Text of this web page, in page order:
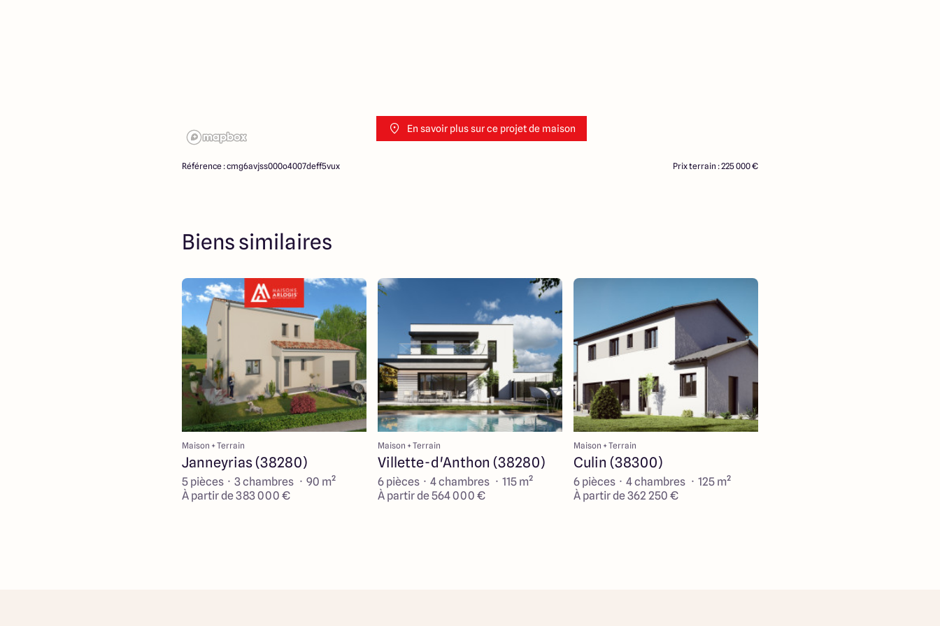
En savoir plus sur ce projet de maison
Référence : cmg6avjss000o4007deff5vux Prix terrain : 225 000 €
Biens similaires
Maison + Terrain
Janneyrias (38280)
5 pièces · 3 chambres · 90 m²
À partir de 383 000 €
Maison + Terrain
Villette-d'Anthon (38280)
6 pièces · 4 chambres · 115 m²
À partir de 564 000 €
Maison + Terrain
Culin (38300)
6 pièces · 4 chambres · 125 m²
À partir de 362 250 €